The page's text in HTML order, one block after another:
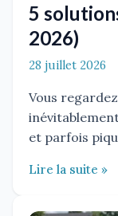
5
2026)
28 juillet 2026
Vous
et parfois
Lire la suite »